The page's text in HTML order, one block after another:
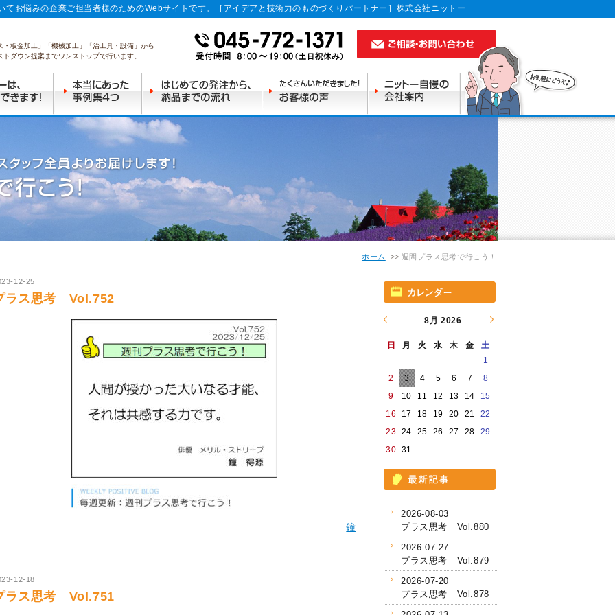
てお悩みの企業ご担当者様のためのWebサイトです。［アイデアと技術力のものづくりパートナー］株式会社ニットー
・板金加工」「機械加工」「治工具・設備」から
ダウン提案までワンストップで行います。
ホーム 週間プラス思考で行こう！
12-25
ラス思考 Vol.752
鐘
12-18
ラス思考 Vol.751
8月 2026
日 月 火 水 木 金
土
1
2
3 4 5 6 7
8
9
10 11 12 13 14
15
16
17 18 19 20 21
22
23 24 25 26 27 28
29
30 31
2026-08-03
プラス思考 Vol.880
2026-07-27
プラス思考 Vol.879
2026-07-20
プラス思考 Vol.878